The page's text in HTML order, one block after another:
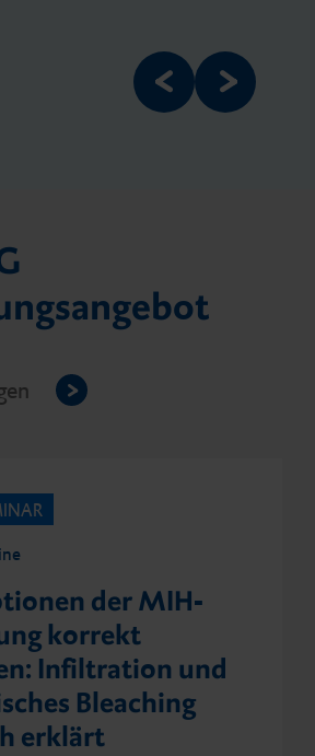
der MIH-
korrekt
Infiltration und
Bleaching
erklärt